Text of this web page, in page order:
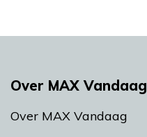
Over MAX Vandaag
Over MAX Vandaag